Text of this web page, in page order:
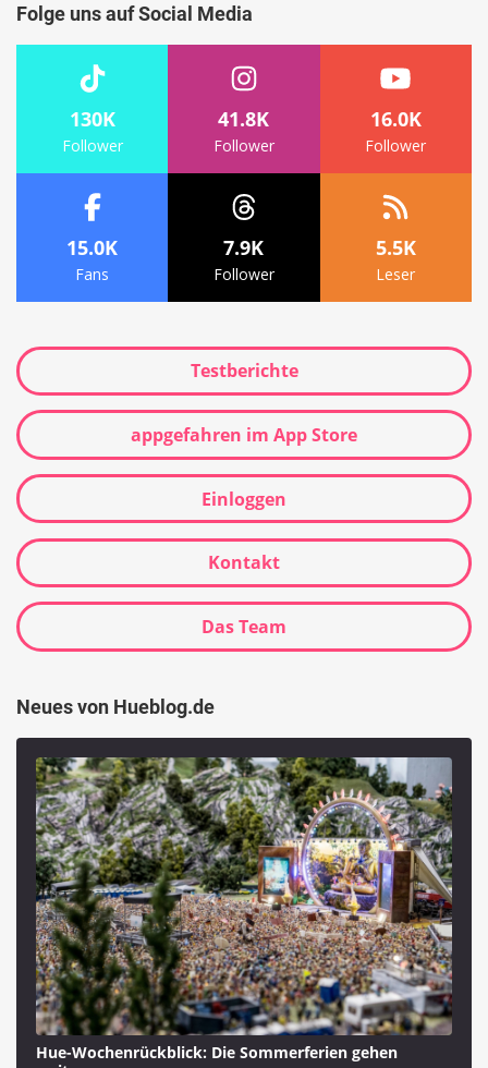
Folge uns auf Social Media
130K
Follower
41.8K
Follower
16.0K
Follower
15.0K
Fans
7.9K
Follower
5.5K
Leser
Testberichte
appgefahren im App Store
Einloggen
Kontakt
Das Team
Neues von Hueblog.de
Hue-Wochenrückblick: Die Sommerferien gehen